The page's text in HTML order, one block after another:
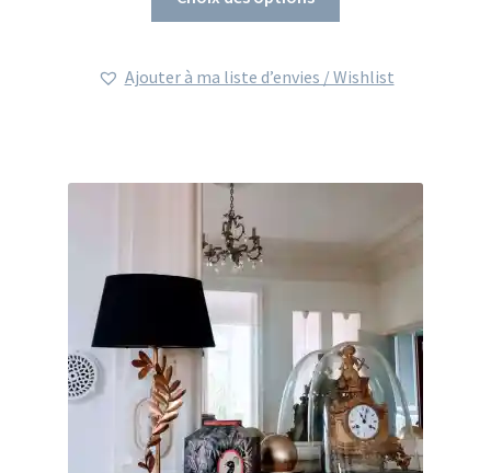
Ajouter à ma liste d’envies / Wishlist